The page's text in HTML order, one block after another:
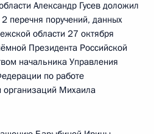
Александр Гусев доложил
перечня поручений, данных
области 27 октября
Президента Российской
начальника Управления
по работе
Михаила